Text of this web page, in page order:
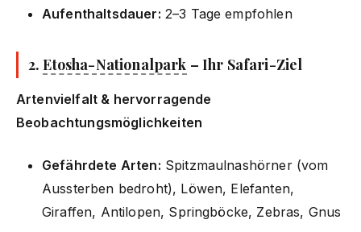
Aufenthaltsdauer: 2–3 Tage empfohlen
2.Etosha-Nationalpark – Ihr Safari-Ziel
Artenvielfalt & hervorragende
Beobachtungsmöglichkeiten
Gefährdete Arten: Spitzmaulnashörner (vom
Aussterben bedroht), Löwen, Elefanten,
Giraffen, Antilopen, Springböcke, Zebras, Gnus